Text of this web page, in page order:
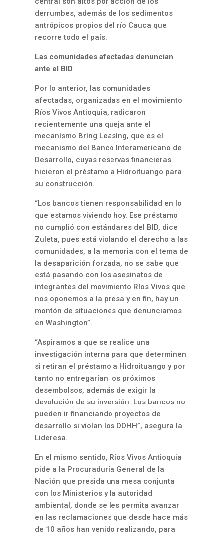
derrumbes, además de los sedimentos
antrópicos propios del río Cauca que
recorre todo el país.
Las comunidades afectadas denuncian
ante el BID
Por lo anterior, las comunidades
afectadas, organizadas en el movimiento
Ríos Vivos Antioquia, radicaron
recientemente una queja ante el
mecanismo Bring Leasing, que es el
mecanismo del Banco Interamericano de
Desarrollo, cuyas reservas financieras
hicieron el préstamo a Hidroituango para
su construcción.
“Los bancos tienen responsabilidad en lo
que estamos viviendo hoy. Ese préstamo
no cumplió con estándares del BID, dice
Zuleta, pues está violando el derecho a las
comunidades, a la memoria con el tema de
la desaparición forzada, no se sabe que
está pasando con los asesinatos de
integrantes del movimiento Ríos Vivos que
nos oponemos a la presa y en fin, hay un
montón de situaciones que denunciamos
en Washington”.
“Aspiramos a que se realice una
investigación interna para que determinen
si retiran el préstamo a Hidroituango y por
tanto no entregarían los próximos
desembolsos, además de exigir la
devolución de su inversión. Los bancos no
pueden ir financiando proyectos de
desarrollo si violan los DDHH”, asegura la
Lideresa.
En el mismo sentido, Ríos Vivos Antioquia
pide a la Procuraduría General de la
Nación que presida una mesa conjunta
con los Ministerios y la autoridad
ambiental, donde se les permita avanzar
en las reclamaciones que desde hace más
de 10 años han venido realizando, para